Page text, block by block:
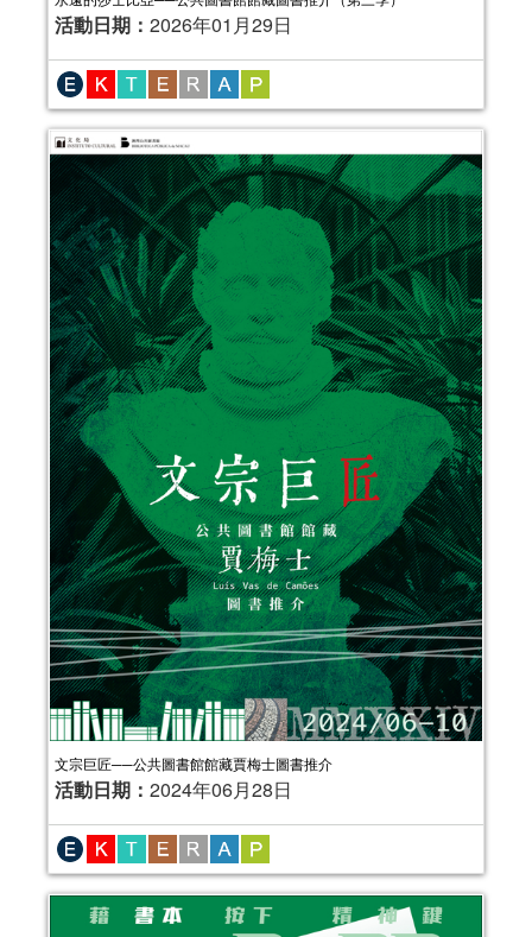
活動日期： 2026年01月29日
文宗巨匠──公共圖書館館藏賈梅士圖書推介
活動日期： 2024年06月28日